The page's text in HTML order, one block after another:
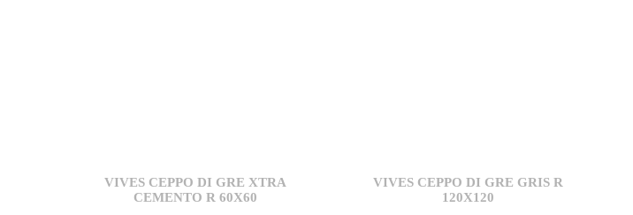
VIVES CEPPO DI GRE XTRA
CEMENTO R 60X60
VIVES CEPPO DI GRE GRIS R
120X120